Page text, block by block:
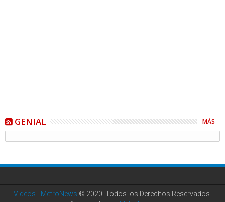
GENIAL MÁS
Videos - MetroNews © 2020. Todos los Derechos Reservados.